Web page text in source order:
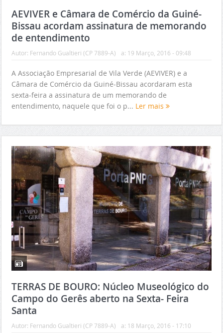
AEVIVER e Câmara de Comércio da Guiné-
Bissau acordam assinatura de memorando
de entendimento
Autor: Fernando Gualtieri (CP 7889-A) a: 19 Março, 2016 - 09:48
A Associação Empresarial de Vila Verde (AEVIVER) e a
Câmara de Comércio da Guiné-Bissau acordaram esta
sexta-feira a assinatura de um memorando de
entendimento, naquele que foi o p... Ler mais
TERRAS DE BOURO: Núcleo Museológico do
Campo do Gerês aberto na Sexta- Feira
Santa
Autor: Fernando Gualtieri (CP 7889-A) a: 18 Março, 2016 - 17:10